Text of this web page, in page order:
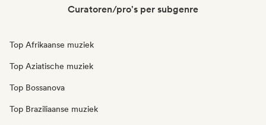
Curatoren/pro's per subgenre
Top Afrikaanse muziek
Top Aziatische muziek
Top Bossanova
Top Braziliaanse muziek